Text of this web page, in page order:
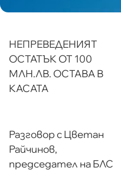
НЕПРЕВЕДЕНИЯТ
ОСТАТЪК ОТ 100
МЛН.ЛВ. ОСТАВА В
КАСАТА
Разговор с Цветан
Райчинов,
председател на БЛС